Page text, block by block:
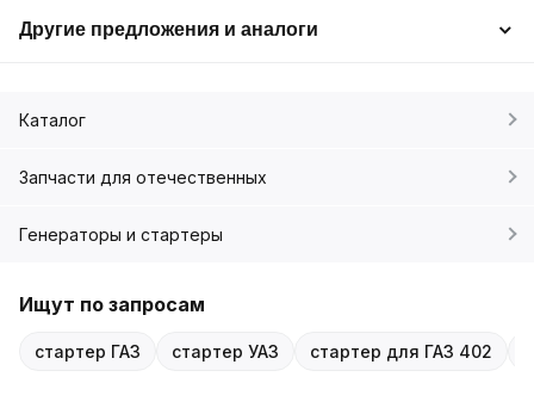
Другие предложения и аналоги
Каталог
Запчасти для отечественных
Генераторы и стартеры
Ищут по запросам
стартер ГАЗ стартер УАЗ стартер для ГАЗ 402